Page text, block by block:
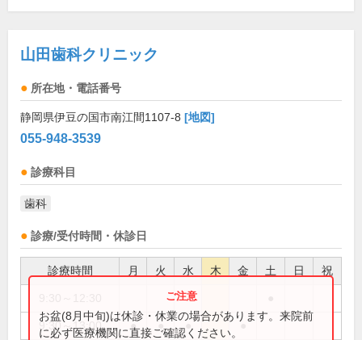
山田歯科クリニック
所在地・電話番号
静岡県伊豆の国市南江間1107-8 [地図]
055-948-3539
診療科目
歯科
診療/受付時間・休診日
診療時間 月 火 水 木 金 土 日 祝
9:30～13:00 ● ● ● ●
お盆(8月中旬)は休診・休業の場合があります。来院前
に必ず医療機関に直接ご確認ください。